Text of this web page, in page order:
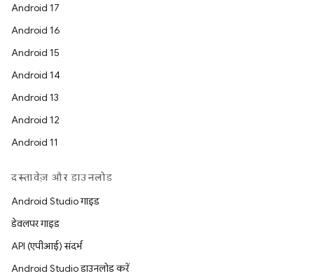
Android 17
Android 16
Android 15
Android 14
Android 13
Android 12
Android 11
दस्तावेज़ और डाउनलोड
Android Studio गाइड
डेवलपर गाइड
API (एपीआई) संदर्भ
Android Studio डाउनलोड करें